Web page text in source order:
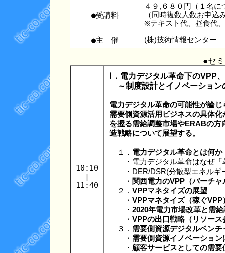
●受講料
４９,６８０円（１名に
（同時複数人数お申込
※テキスト代、昼食代
●主 催 (株)技術情報センター
●セ
10:10
|
11:40
Ⅰ．電力デジタル革命下のVPP
～制度設計とイノベーション
電力デジタル革命の可能性が論
需要側資源活用ビジネスの具体
を握る需給調整市場やERABの
造戦略について展望する。
１． 電力デジタル革命とは何か
・電力デジタル革命はなぜ「
・DER/DSR(分散型エネルギ
・ 関西電力のVPP（バーチ
２． VPPマネタイズの展望
・ VPPマネタイズ（稼ぐ
・ 2020年電力市場改革と需
・ VPPの出口戦略（リソー
３． 需要側資源デジタルベン
・ 需要側資源イノベーション
・ 顧客サービスとしての需